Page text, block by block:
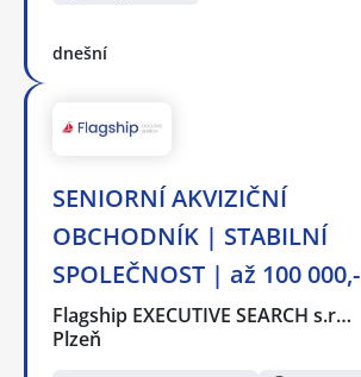
dnešní
SENIORNÍ AKVIZIČNÍ
OBCHODNÍK | STABILNÍ
SPOLEČNOST | až 100 000,-
Flagship EXECUTIVE SEARCH s.r…
Plzeň